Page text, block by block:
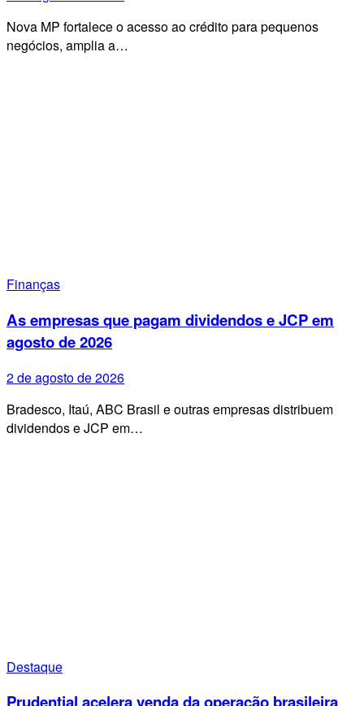
Nova MP fortalece o acesso ao crédito para pequenos
negócios, amplia a…
Finanças
As empresas que pagam dividendos e JCP em
agosto de 2026
2 de agosto de 2026
Bradesco, Itaú, ABC Brasil e outras empresas distribuem
dividendos e JCP em…
Destaque